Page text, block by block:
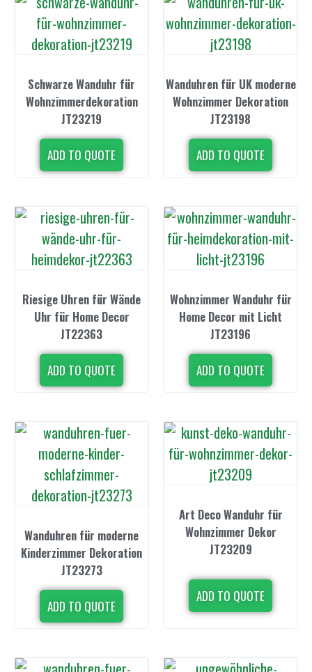
Schwarze Wanduhr für
Wohnzimmerdekoration
JT23219
ADD TO QUOTE
Wanduhren für UK moderne
Wohnzimmer Dekoration
JT23198
ADD TO QUOTE
Riesige Uhren für Wände
Uhr für Home Decor
JT22363
ADD TO QUOTE
Wohnzimmer Wanduhr für
Home Decor mit Licht
JT23196
ADD TO QUOTE
Wanduhren für moderne
Kinderzimmer Dekoration
JT23273
ADD TO QUOTE
Art Deco Wanduhr für
Wohnzimmer Dekor
JT23209
ADD TO QUOTE